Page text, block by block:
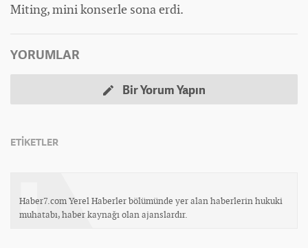
Miting, mini konserle sona erdi.
YORUMLAR
Bir Yorum Yapın
ETİKETLER
Haber7.com Yerel Haberler bölümünde yer alan haberlerin hukuki
muhatabı, haber kaynağı olan ajanslardır.